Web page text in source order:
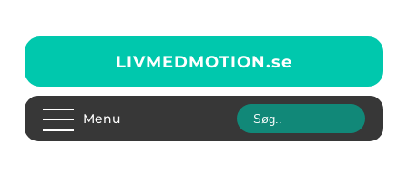
LIVMEDMOTION.se
Menu